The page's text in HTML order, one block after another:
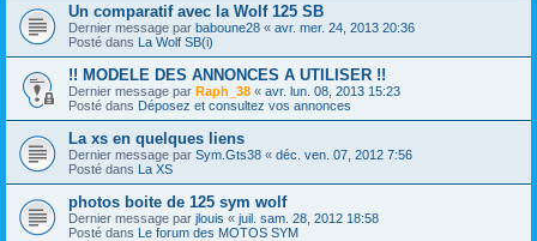
Un comparatif avec la Wolf 125 SB
Dernier message par baboune28 « avr. mer. 24, 2013 20:36
Posté dans La Wolf SB(i)
!! MODELE DES ANNONCES A UTILISER !!
Dernier message par Raph_38 « avr. lun. 08, 2013 15:23
Posté dans Déposez et consultez vos annonces
La xs en quelques liens
Dernier message par Sym.Gts38 « déc. ven. 07, 2012 7:56
Posté dans La XS
photos boite de 125 sym wolf
Dernier message par jlouis « juil. sam. 28, 2012 18:58
Posté dans Le forum des MOTOS SYM